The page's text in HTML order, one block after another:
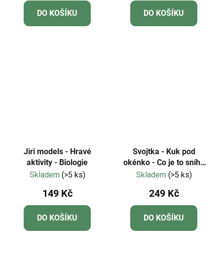
DO KOŠÍKU DO KOŠÍKU
Jiri models - Hravé
aktivity - Biologie
Skladem (>5 ks)
149 Kč
DO KOŠÍKU
Svojtka - Kuk pod
okénko - Co je to sníh?
Úplně první otázky a
Skladem (>5 ks)
249 Kč
DO KOŠÍKU